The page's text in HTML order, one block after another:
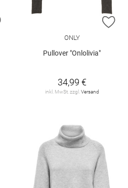
ZUR WUNSCHLISTE HINZUFÜGEN
ONLY
Pullover "Onlolivia"
34,99 €
inkl. MwSt. zzgl. Versand